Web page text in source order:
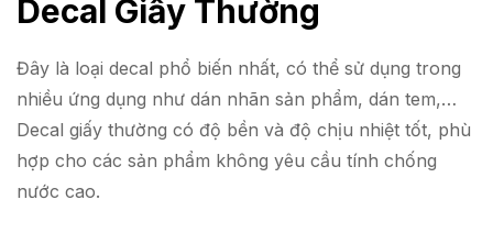
Decal Giấy Thường
Đây là loại decal phổ biến nhất, có thể sử dụng trong
nhiều ứng dụng như dán nhãn sản phẩm, dán tem,…
Decal giấy thường có độ bền và độ chịu nhiệt tốt, phù
hợp cho các sản phẩm không yêu cầu tính chống
nước cao.